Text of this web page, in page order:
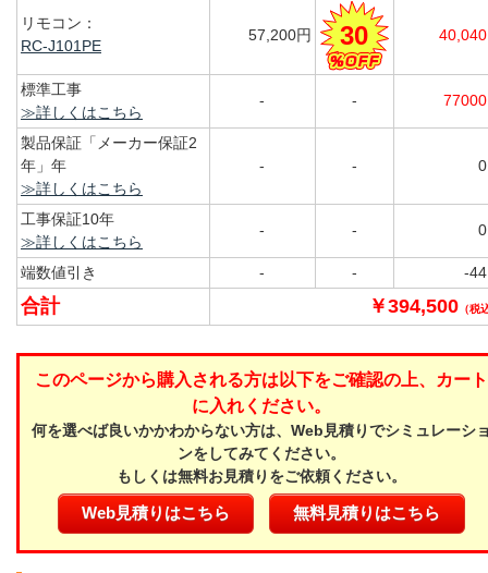
リモコン：
RC-J101PE
57,200円 30
標準工事
≫詳しくはこちら
- -
製品保証「メーカー保証2
年」年
≫詳しくはこちら
- -
工事保証10年
≫詳しくはこちら
- -
端数値引き - - -
合計 ￥394,500 （税
このページから購入される方は以下をご確認の上、カート
に入れください。
何を選べば良いかかわからない方は、Web見積りでシミュレーシ
ンをしてみてください。
もしくは無料お見積りをご依頼ください。
Web見積りはこちら 無料見積りはこちら